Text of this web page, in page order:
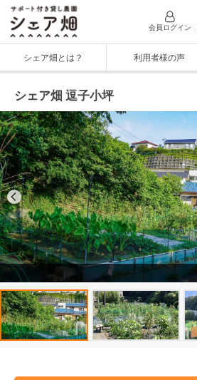
会員ログイン
シェア畑とは？ 利用者様の声
シェア畑 逗子小坪